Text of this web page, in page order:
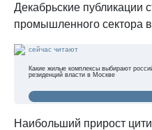
Декабрьские публикации
промышленного сектора
сейчас читают
Какие жилые комплексы выбирают
резиденций власти в Москве
Наибольший прирост